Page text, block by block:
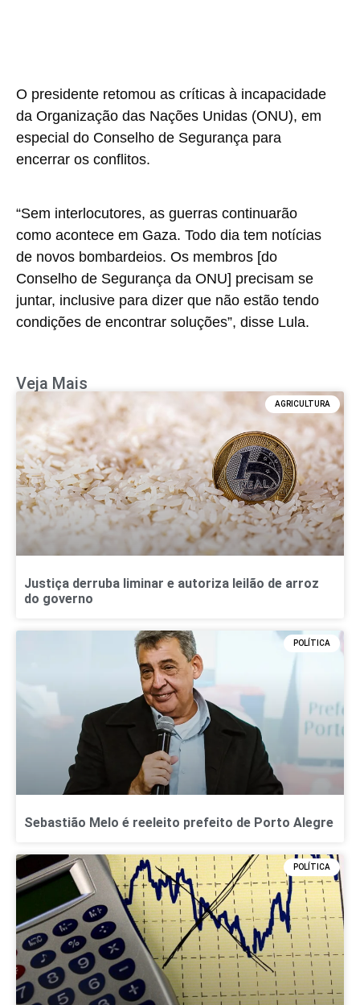
O presidente retomou as críticas à incapacidade
da Organização das Nações Unidas (ONU), em
especial do Conselho de Segurança para
encerrar os conflitos.
“Sem interlocutores, as guerras continuarão
como acontece em Gaza. Todo dia tem notícias
de novos bombardeios. Os membros [do
Conselho de Segurança da ONU] precisam se
juntar, inclusive para dizer que não estão tendo
condições de encontrar soluções”, disse Lula.
Veja Mais
AGRICULTURA
Justiça derruba liminar e autoriza leilão de arroz
do governo
POLÍTICA
Sebastião Melo é reeleito prefeito de Porto Alegre
POLÍTICA